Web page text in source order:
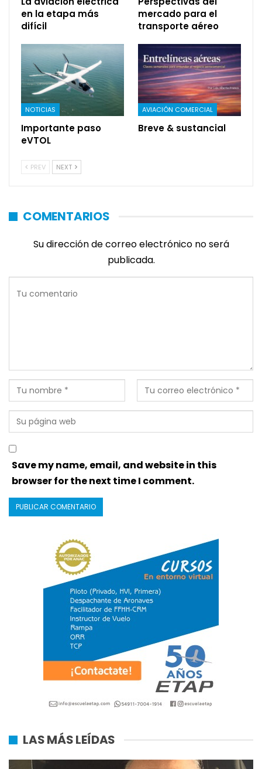
en la etapa más
difícil
mercado para el
transporte aéreo
NOTICIAS
Importante paso
eVTOL
AVIACIÓN COMERCIAL
Breve & sustancial
PREV NEXT
COMENTARIOS
Su dirección de correo electrónico no será
publicada.
Save my name, email, and website in this
browser for the next time I comment.
LAS MÁS LEÍDAS